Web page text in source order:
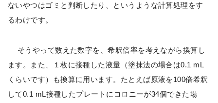
ないやつはゴミと判断したり、というような計算処理をす
るわけです。
そうやって数えた数字を、希釈倍率を考えながら換算し
ます。また、１枚に接種した液量（塗抹法の場合は0.1 mL
くらいです）も換算に用います。たとえば原液を100倍希釈
して0.1 mL接種したプレートにコロニーが34個できた場